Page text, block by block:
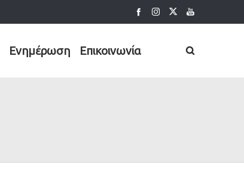
Ενημέρωση Επικοινωνία